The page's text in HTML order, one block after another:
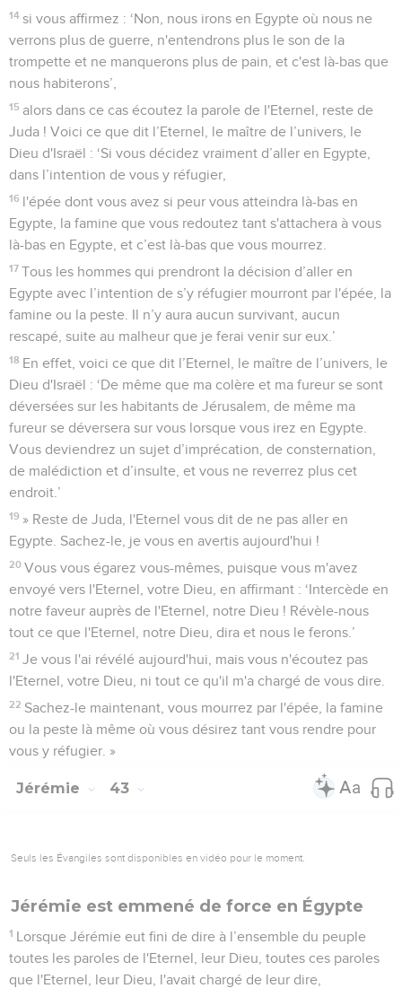
14 si vous affirmez : ‘Non, nous irons en Egypte où nous ne
verrons plus de guerre, n'entendrons plus le son de la
trompette et ne manquerons plus de pain, et c'est là-bas que
nous habiterons’,
15 alors dans ce cas écoutez la parole de l'Eternel, reste de
Juda ! Voici ce que dit l’Eternel, le maître de l’univers, le
Dieu d'Israël : ‘Si vous décidez vraiment d’aller en Egypte,
dans l’intention de vous y réfugier,
16 l'épée dont vous avez si peur vous atteindra là-bas en
Egypte, la famine que vous redoutez tant s'attachera à vous
là-bas en Egypte, et c’est là-bas que vous mourrez.
17 Tous les hommes qui prendront la décision d’aller en
Egypte avec l’intention de s’y réfugier mourront par l'épée, la
famine ou la peste. Il n’y aura aucun survivant, aucun
rescapé, suite au malheur que je ferai venir sur eux.’
18 En effet, voici ce que dit l’Eternel, le maître de l’univers, le
Dieu d'Israël : ‘De même que ma colère et ma fureur se sont
déversées sur les habitants de Jérusalem, de même ma
fureur se déversera sur vous lorsque vous irez en Egypte.
Vous deviendrez un sujet d’imprécation, de consternation,
de malédiction et d’insulte, et vous ne reverrez plus cet
endroit.’
19 » Reste de Juda, l'Eternel vous dit de ne pas aller en
Egypte. Sachez-le, je vous en avertis aujourd'hui !
20 Vous vous égarez vous-mêmes, puisque vous m'avez
envoyé vers l'Eternel, votre Dieu, en affirmant : ‘Intercède en
notre faveur auprès de l'Eternel, notre Dieu ! Révèle-nous
tout ce que l'Eternel, notre Dieu, dira et nous le ferons.’
21 Je vous l'ai révélé aujourd'hui, mais vous n'écoutez pas
l'Eternel, votre Dieu, ni tout ce qu'il m'a chargé de vous dire.
22 Sachez-le maintenant, vous mourrez par l'épée, la famine
ou la peste là même où vous désirez tant vous rendre pour
vous y réfugier. »
Jérémie 43
Seuls les Évangiles sont disponibles en vidéo pour le moment.
Jérémie est emmené de force en Égypte
1 Lorsque Jérémie eut fini de dire à l’ensemble du peuple
toutes les paroles de l'Eternel, leur Dieu, toutes ces paroles
que l'Eternel, leur Dieu, l'avait chargé de leur dire,